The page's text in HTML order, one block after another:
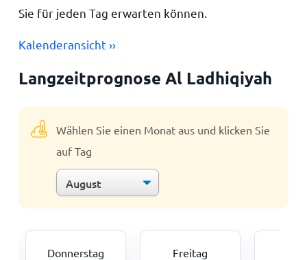
Sie für jeden Tag erwarten können.
Kalenderansicht ››
Langzeitprognose Al Ladhiqiyah
Wählen Sie einen Monat aus und klicken Sie
auf Tag
Donnerstag Freitag